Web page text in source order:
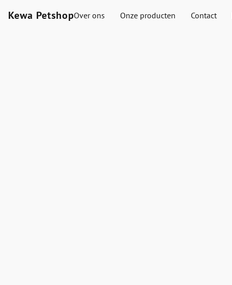
Kewa PetshopOver ons Onze producten Contact